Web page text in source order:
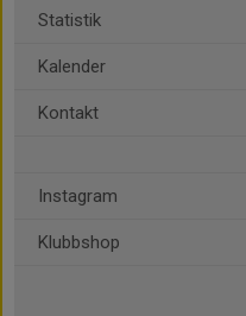
Statistik
Kalender
Kontakt
Instagram
Klubbshop